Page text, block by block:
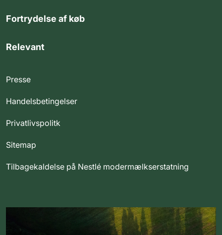
Fortrydelse af køb
Relevant
Presse
Handelsbetingelser
Privatlivspolitk
Sitemap
Tilbagekaldelse på Nestlé modermælkserstatning